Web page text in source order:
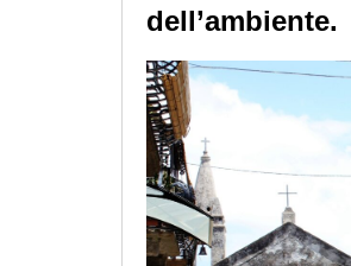
dell’ambiente.